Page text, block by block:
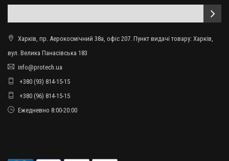
Харків, пр. Аерокосмічний 38а, офіс 207. Пункт видачі товару: Харків,
вул. Велика Панасівська 183
info@protech.ua
+380 (93) 814-15-15
+380 (96) 814-15-15
Ежедневно 8:00-20:00